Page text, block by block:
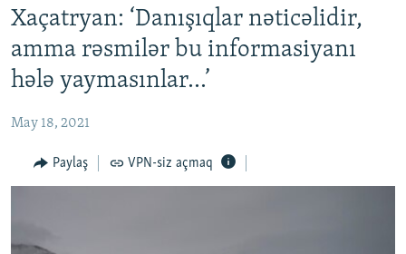
Əsas
naviqasiyaya
qayıt
Axtarışa
KORRUPSIOMETR
#ƏSLINDƏ
QANUNI DOĞRU
ARAŞDIRMA
Xaçatryan: ‘Danışıqlar nəticəlidir,
amma rəsmilər bu informasiyanı
hələ yaymasınlar...’
May 18, 2021
Paylaş VPN-siz açmaq